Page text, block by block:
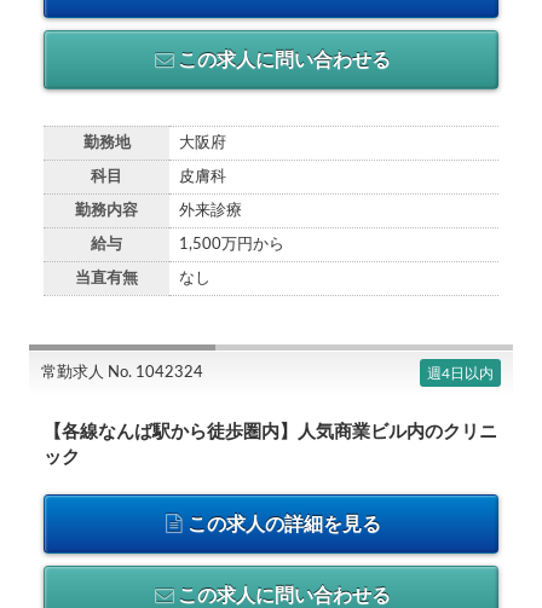
この求人に問い合わせる
勤務地 大阪府
科目 皮膚科
勤務内容 外来診療
給与 1,500万円から
当直有無 なし
常勤求人 No. 1042324 週4日以内
【各線なんば駅から徒歩圏内】人気商業ビル内のクリニ
ック
この求人の詳細を見る
この求人に問い合わせる